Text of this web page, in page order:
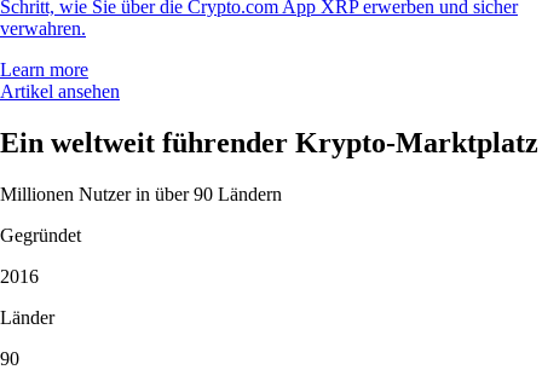
Schritt, wie Sie über die Crypto.com App XRP erwerben und sicher
verwahren.
Learn more
Artikel ansehen
Ein weltweit führender Krypto-Marktplatz
Millionen Nutzer in über 90 Ländern
Gegründet
2016
Länder
90